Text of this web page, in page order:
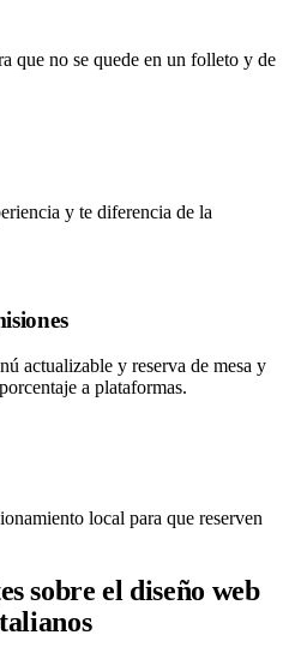
que no se quede en un folleto y de
y te diferencia de la
actualizable y reserva de mesa y
a plataformas.
local para que reserven
sobre el diseño web